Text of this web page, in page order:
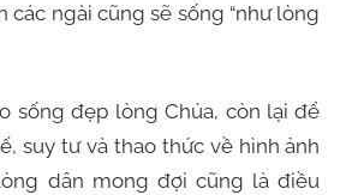
các ngài cũng sẽ sống “như lòng
sống đẹp lòng Chúa, còn lại để
suy tư và thao thức về hình ảnh
dân mong đợi cũng là điều